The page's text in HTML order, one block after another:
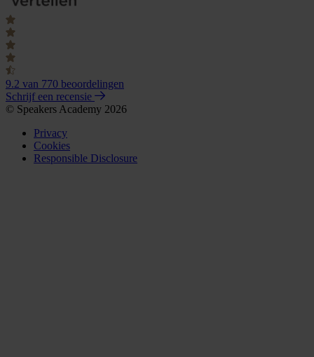
9.2 van 770 beoordelingen
Schrijf een recensie
© Speakers Academy 2026
Privacy
Cookies
Responsible Disclosure